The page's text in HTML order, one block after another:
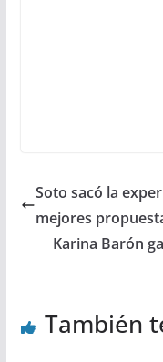
Soto sacó la
mejores
Karina Barón
También